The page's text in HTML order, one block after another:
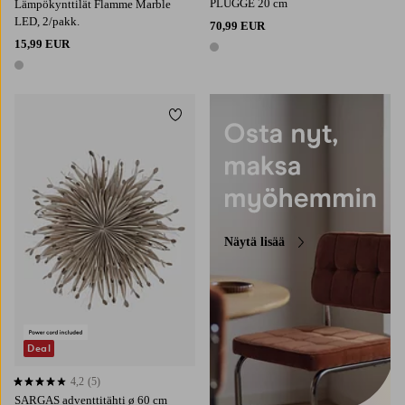
Lämpökynttilät Flamme Marble
LED, 2/pakk.
15,99 EUR
1 väri
PLUGGE 20 cm
70,99 EUR
1 väri
SARGAS adventtitähti ø 60 cm
4,2 perustuen 5 arvosanaan
4,2 (5)
Deal
Lisää suosikkeihin
Näytä lisää